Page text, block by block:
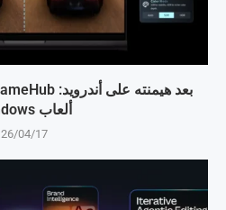
ألعاب Windows
26/04/17